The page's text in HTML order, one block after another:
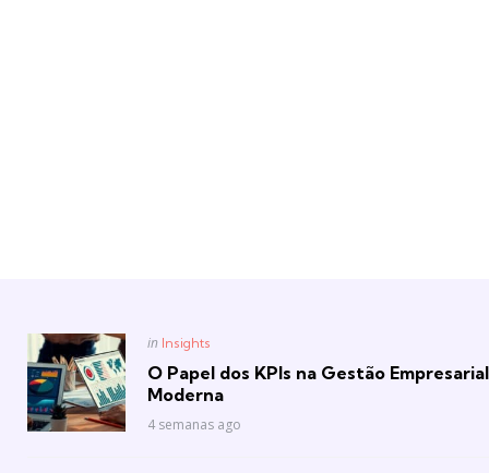
Posted
in Insights
O Papel dos KPIs na Gestão Empresarial
Moderna
4 semanas ago